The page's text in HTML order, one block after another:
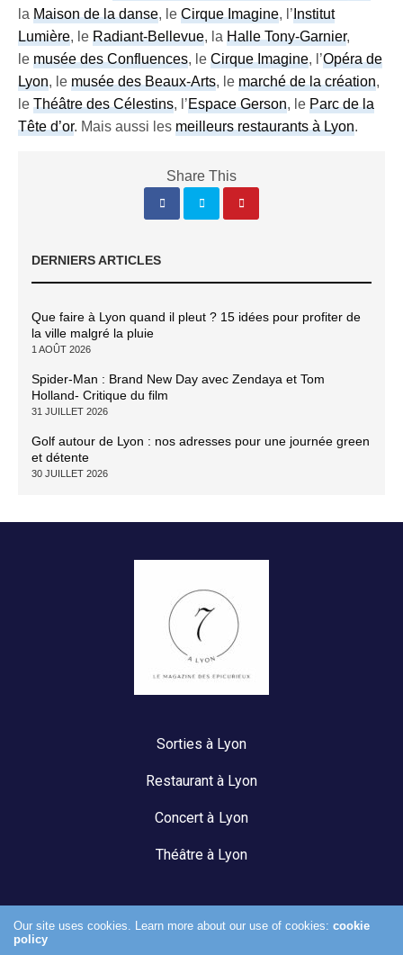
laMaison de la danse, leCirque Imagine, l’Institut
Lumière, leRadiant-Bellevue, laHalle Tony-Garnier,
lemusée des Confluences, leCirque Imagine, l’Opéra de
Lyon, lemusée des Beaux-Arts, lemarché de la création,
leThéâtre des Célestins, l’Espace Gerson, leParc de la
Tête d’or. Mais aussi lesmeilleurs restaurants à Lyon.
Share This
DERNIERS ARTICLES
Que faire à Lyon quand il pleut ? 15 idées pour profiter de
la ville malgré la pluie
1 AOÛT 2026
Spider-Man : Brand New Day avec Zendaya et Tom
Holland- Critique du film
31 JUILLET 2026
Golf autour de Lyon : nos adresses pour une journée green
et détente
30 JUILLET 2026
Sorties à Lyon
Restaurant à Lyon
Concert à Lyon
Théâtre à Lyon
Our site uses cookies. Learn more about our use of cookies:cookie
policy